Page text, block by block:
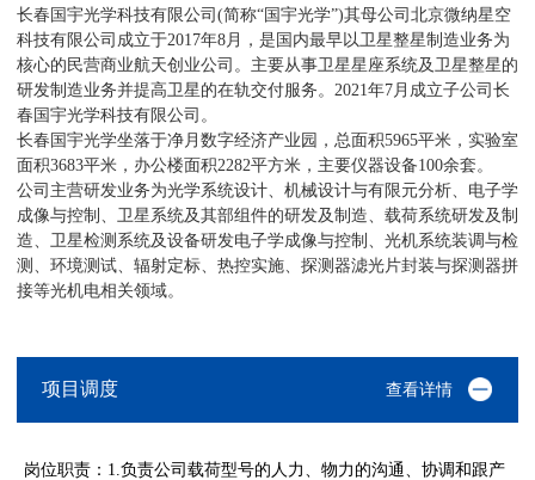
长春国宇光学科技有限公司(简称“国宇光学”)其母公司北京微纳星空
科技有限公司成立于2017年8月，是国内最早以卫星整星制造业务为
核心的民营商业航天创业公司。主要从事卫星星座系统及卫星整星的
研发制造业务并提高卫星的在轨交付服务。2021年7月成立子公司长
春国宇光学科技有限公司。
长春国宇光学坐落于净月数字经济产业园，总面积5965平米，实验室
面积3683平米，办公楼面积2282平方米，主要仪器设备100余套。
公司主营研发业务为光学系统设计、机械设计与有限元分析、电子学
成像与控制、卫星系统及其部组件的研发及制造、载荷系统研发及制
造、卫星检测系统及设备研发电子学成像与控制、光机系统装调与检
测、环境测试、辐射定标、热控实施、探测器滤光片封装与探测器拼
接等光机电相关领域。
项目调度 查看详情
岗位职责：1.负责公司载荷型号的人力、物力的沟通、协调和跟产